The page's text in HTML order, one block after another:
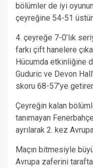
bölümler de iyi
çeyreğine 54-51
4. çeyreğe 7-0’lık
farkı çift hanelere
Hücumda etkinliğine
Guduric ve Devon
skoru 68-57’ye
Çeyreğin kalan
tanımayan
ayrılarak 2. kez
Maçın bitmesiyle
Avrupa zaferini